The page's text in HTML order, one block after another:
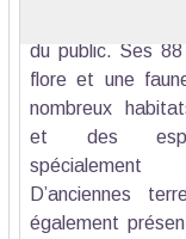
du public. Ses
flore et une
nombreux
et des
spécialement
D’anciennes
également